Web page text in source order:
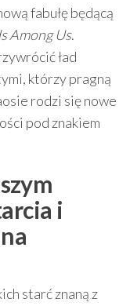
fabułę będącą
Among Us.
ład
którzy pragną
rodzi się nowe
pod znakiem
i
starć znaną z